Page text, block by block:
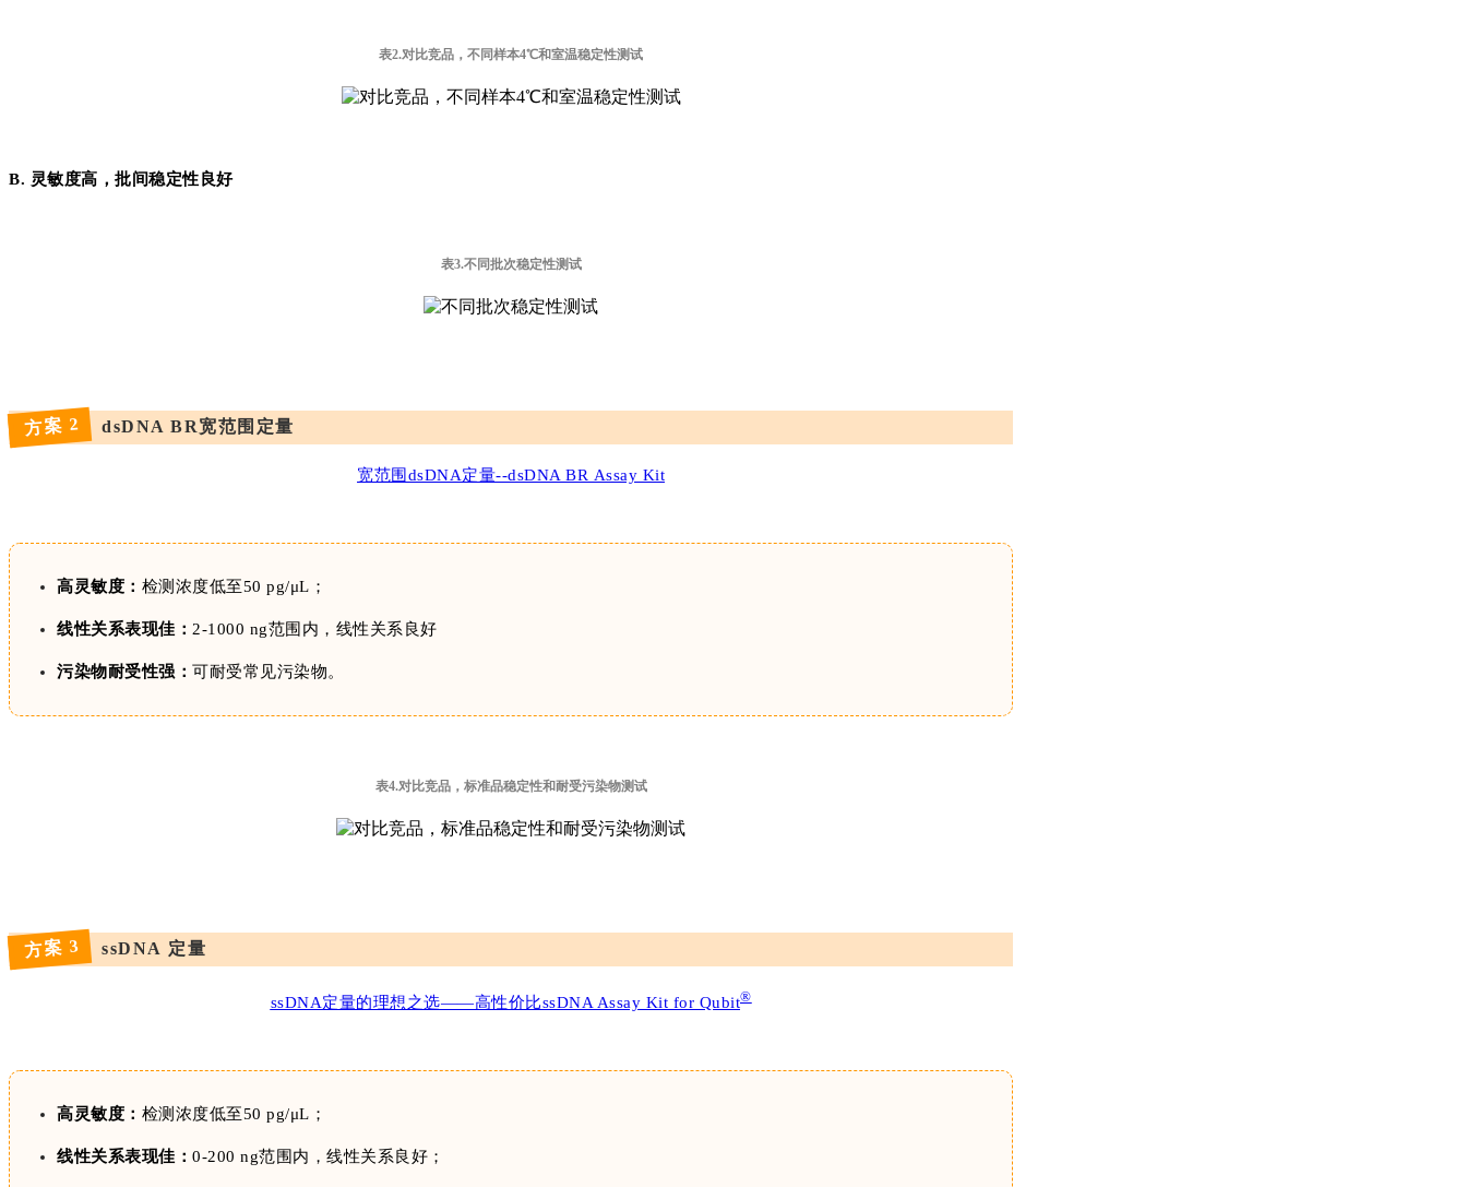
表2.对比竞品，不同样本4℃和室温稳定性测试
B. 灵敏度高，批间稳定性良好
表3.不同批次稳定性测试
方案 2 dsDNA BR宽范围定量
宽范围dsDNA定量--dsDNA BR Assay Kit
高灵敏度： 检测浓度低至50 pg/μL；
线性关系表现佳： 2-1000 ng范围内，线性关系良好
污染物耐受性强： 可耐受常见污染物。
表4.对比竞品，标准品稳定性和耐受污染物测试
方案 3 ssDNA 定量
ssDNA定量的理想之选——高性价比ssDNA Assay Kit for Qubit®
高灵敏度： 检测浓度低至50 pg/μL；
线性关系表现佳： 0-200 ng范围内，线性关系良好；